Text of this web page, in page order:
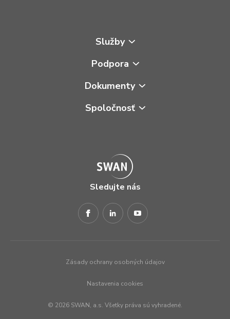
Služby
Podpora
Dokumenty
Spoločnosť
Sledujte nás
© 2026 SWAN, a.s. Všetky práva sú vyhradené.
Zásady ochrany osobných údajov
Nastavenia cookies